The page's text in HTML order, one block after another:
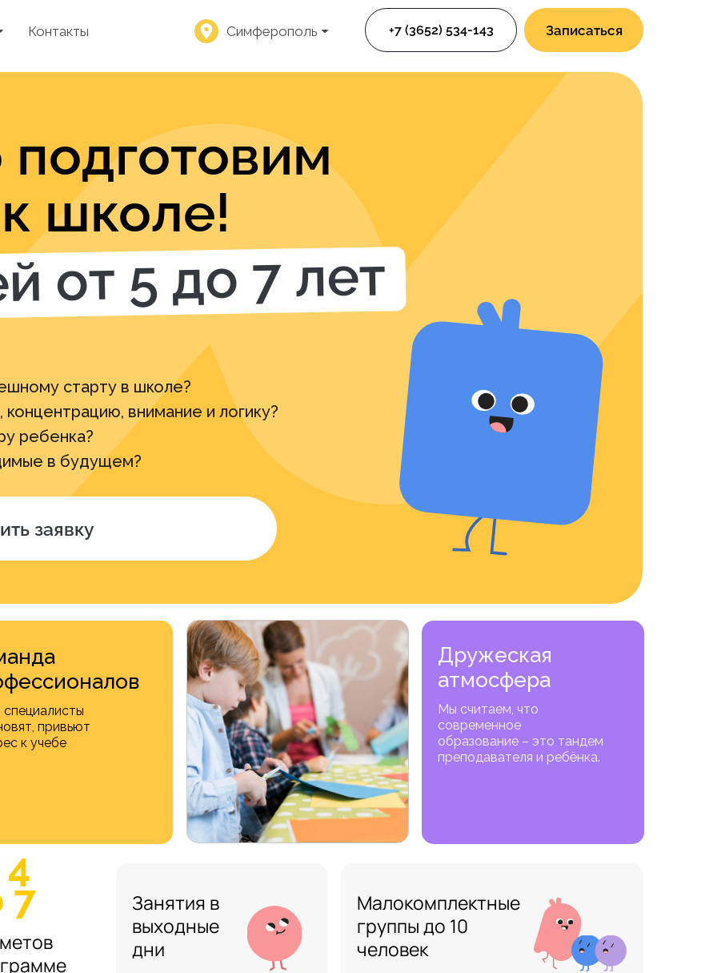
+7 (3652) 534-143 Записаться
Контакты Симферополь
старту в школе?
концентрацию, внимание и логику?
ребенка?
в будущем?
школе!
от 5 до 7 лет
заявку
Дружеская
атмосфера
Мы считаем, что
современное
образование – это тандем
преподавателя и ребёнка.
привьют
к учебе
7
Занятия в
выходные
дни
Малокомплектные
группы до 10
человек